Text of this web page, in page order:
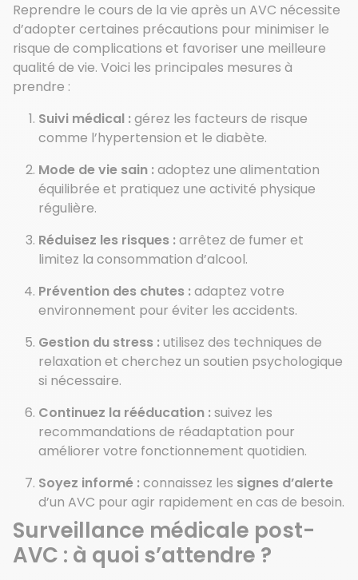
Reprendre le cours de la vie après un AVC nécessite
d’adopter certaines précautions pour minimiser le
risque de complications et favoriser une meilleure
qualité de vie. Voici les principales mesures à
prendre :
Suivi médical :gérez les facteurs de risque
comme l’hypertension et le diabète.
Mode de vie sain :adoptez une alimentation
équilibrée et pratiquez une activité physique
régulière.
Réduisez les risques :arrêtez de fumer et
limitez la consommation d’alcool.
Prévention des chutes :adaptez votre
environnement pour éviter les accidents.
Gestion du stress :utilisez des techniques de
relaxation et cherchez un soutien psychologique
si nécessaire.
Continuez la rééducation :suivez les
recommandations de réadaptation pour
améliorer votre fonctionnement quotidien.
Soyez informé :connaissez les signes d’alerte
d’un AVC pour agir rapidement en cas de besoin.
Surveillance médicale post-
AVC : à quoi s’attendre ?